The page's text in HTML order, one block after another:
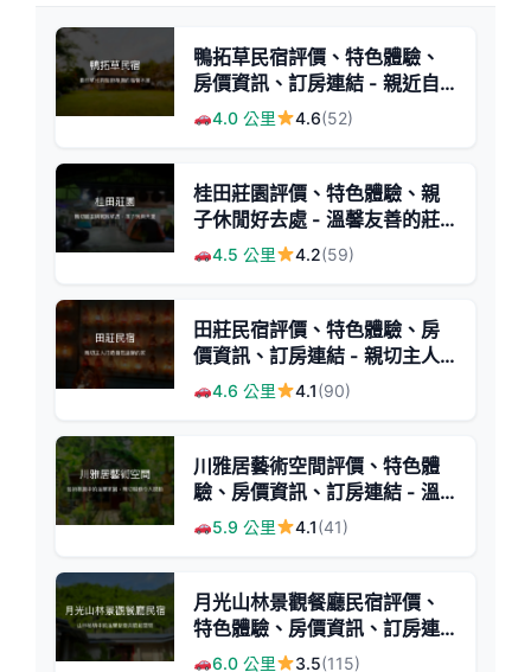
鴨拓草民宿評價、特色體驗、
房價資訊、訂房連結 - 親近自
然與藝術氛圍
4.0 公里 4.6(52)
桂田莊園評價、特色體驗、親
子休閒好去處 - 溫馨友善的莊
園民宿
4.5 公里 4.2(59)
田莊民宿評價、特色體驗、房
價資訊、訂房連結 - 親切主人
與自然美景
4.6 公里 4.1(90)
川雅居藝術空間評價、特色體
驗、房價資訊、訂房連結 - 溫
馨親切的藝術風民宿
5.9 公里 4.1(41)
月光山林景觀餐廳民宿評價、
特色體驗、房價資訊、訂房連
結 - 山林自然與溫馨聚會空間
6.0 公里 3.5(115)